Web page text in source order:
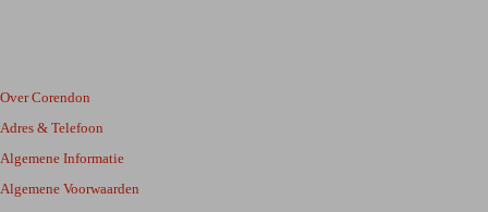
Over Corendon
Adres & Telefoon
Algemene Informatie
Algemene Voorwaarden